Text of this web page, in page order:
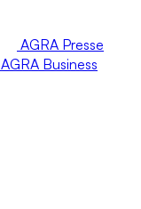
AGRA Presse
AGRA Business